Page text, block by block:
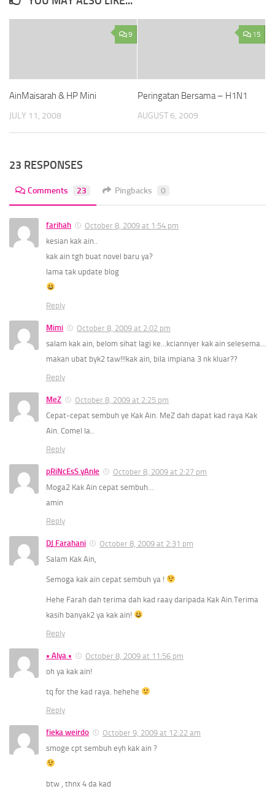
9
AinMaisarah & HP Mini
JULY 11, 2008
15
Peringatan Bersama – H1N1
AUGUST 6, 2009
23 RESPONSES
Comments 23 Pingbacks 0
farihah
October 8, 2009 at 1:54 pm
kesian kak ain..
kak ain tgh buat novel baru ya?
lama tak update blog
Reply
Mimi
October 8, 2009 at 2:02 pm
salam kak ain, belom sihat lagi ke…kciannyer kak ain selesema…
makan ubat byk2 taw!!!kak ain, bila impiana 3 nk kluar??
Reply
MeZ
October 8, 2009 at 2:25 pm
Cepat-cepat sembuh ye Kak Ain. MeZ dah dapat kad raya Kak
Ain. Comel la..
Reply
pRiNcEsS yAnIe
October 8, 2009 at 2:27 pm
Moga2 Kak Ain cepat sembuh…
amin
Reply
DJ Farahani
October 8, 2009 at 2:31 pm
Salam Kak Ain,
Semoga kak ain cepat sembuh ya !
Hehe Farah dah terima dah kad raay daripada Kak Ain.Terima
kasih banyak2 ya kak ain!
Reply
• Alya •
October 8, 2009 at 11:56 pm
oh ya kak ain!
tq for the kad raya. hehehe
Reply
fieka weirdo
October 9, 2009 at 12:22 am
smoge cpt sembuh eyh kak ain ?
btw , thnx 4 da kad